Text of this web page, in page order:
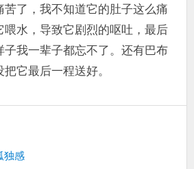
苦了，我不知道它的肚子这么痛
喂水，导致它剧烈的呕吐，最后
子我一辈子都忘不了。还有巴布
它最后一程送好。
独感